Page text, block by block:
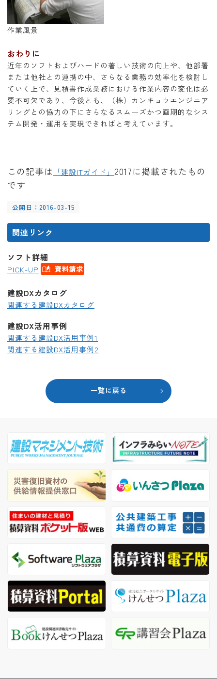
作業風景
おわりに
近年のソフトおよびハードの著しい技術の向上や、他部署
または他社との連携の中、さらなる業務の効率化を検討し
ていく上で、見積書作成業務における作業内容の変化は必
要不可欠であり、今後とも、（株）カンキョウエンジニア
リングとの協力の下にさらなるスムーズかつ画期的なシス
テム開発・運用を実現できればと考えています。
この記事は 「建設ITガイド」 2017に掲載されたもの
です
公開日：2016-03-15
関連リンク
ソフト詳細
PICK-UP
建設DXカタログ
関連する建設DXカタログ
建設DX活用事例
関連する建設DX活用事例1
関連する建設DX活用事例2
一覧に戻る